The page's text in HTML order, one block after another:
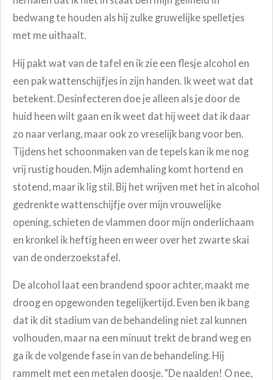
bedwang te houden als hij zulke gruwelijke spelletjes
met me uithaalt.
Hij pakt wat van de tafel en ik zie een flesje alcohol en
een pak wattenschijfjes in zijn handen. Ik weet wat dat
betekent. Desinfecteren doe je alleen als je door de
huid heen wilt gaan en ik weet dat hij weet dat ik daar
zo naar verlang, maar ook zo vreselijk bang voor ben.
Tijdens het schoonmaken van de tepels kan ik me nog
vrij rustig houden. Mijn ademhaling komt hortend en
stotend, maar ik lig stil. Bij het wrijven met het in alcohol
gedrenkte wattenschijfje over mijn vrouwelijke
opening, schieten de vlammen door mijn onderlichaam
en kronkel ik heftig heen en weer over het zwarte skai
van de onderzoekstafel.
De alcohol laat een brandend spoor achter, maakt me
droog en opgewonden tegelijkertijd. Even ben ik bang
dat ik dit stadium van de behandeling niet zal kunnen
volhouden, maar na een minuut trekt de brand weg en
ga ik de volgende fase in van de behandeling. Hij
rammelt met een metalen doosje. "De naalden! O nee,